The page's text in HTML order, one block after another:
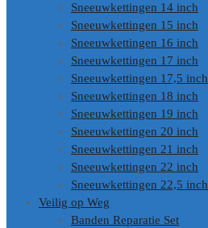
Sneeuwkettingen 14 inch
Sneeuwkettingen 15 inch
Sneeuwkettingen 16 inch
Sneeuwkettingen 17 inch
Sneeuwkettingen 17,5 inch
Sneeuwkettingen 18 inch
Sneeuwkettingen 19 inch
Sneeuwkettingen 20 inch
Sneeuwkettingen 21 inch
Sneeuwkettingen 22 inch
Sneeuwkettingen 22,5 inch
Veilig op Weg
Banden Reparatie Set